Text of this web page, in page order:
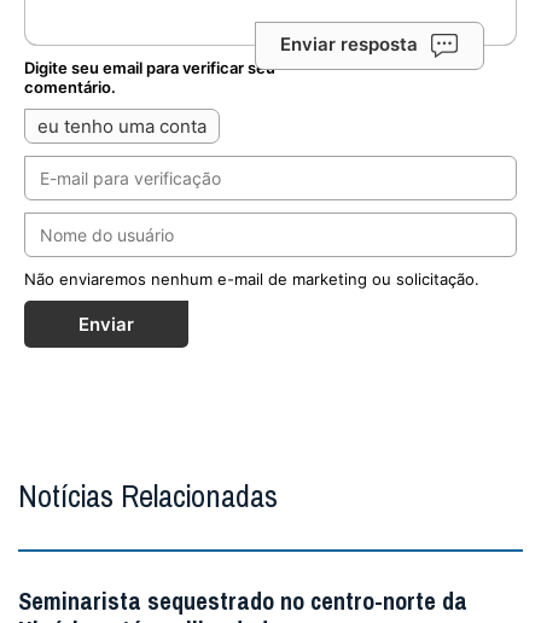
Enviar resposta
Digite seu email para verificar seu
comentário.
eu tenho uma conta
Não enviaremos nenhum e-mail de marketing ou solicitação.
Enviar
Notícias Relacionadas
Seminarista sequestrado no centro-norte da